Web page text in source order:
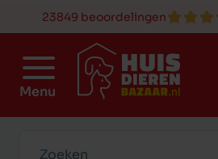
23849 beoordelingen
Menu